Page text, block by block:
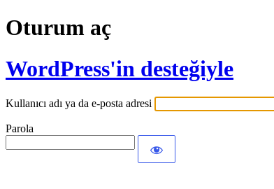
Oturum aç
WordPress'in desteğiyle
Kullanıcı adı ya da e-posta adresi
Parola